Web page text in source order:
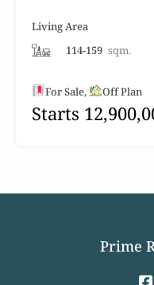
Living Area
114-159 sqm.
For Sale, Off Plan
Starts
Prime